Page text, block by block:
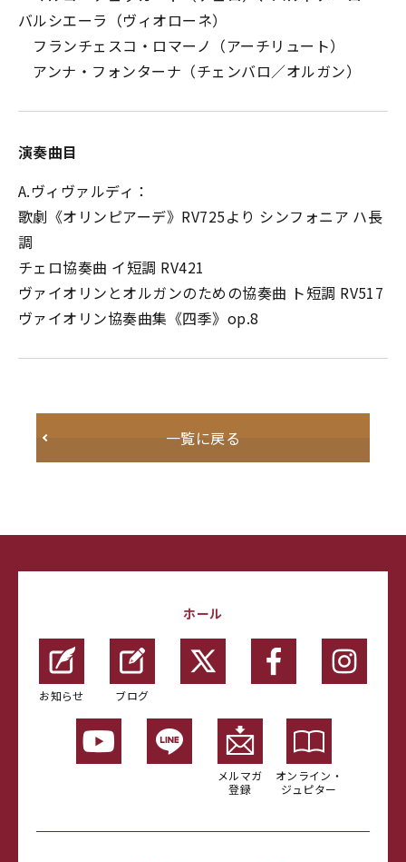
バルシエーラ（ヴィオローネ）
フランチェスコ・ロマーノ（アーチリュート）
アンナ・フォンターナ（チェンバロ／オルガン）
演奏曲目
A.ヴィヴァルディ：
歌劇《オリンピアーデ》RV725より シンフォニア ハ長
調
チェロ協奏曲 イ短調 RV421
ヴァイオリンとオルガンのための協奏曲 ト短調 RV517
ヴァイオリン協奏曲集《四季》op.8
一覧に戻る
ホール
お知らせ ブログ
メルマガ
登録
オンライン・
ジュピター